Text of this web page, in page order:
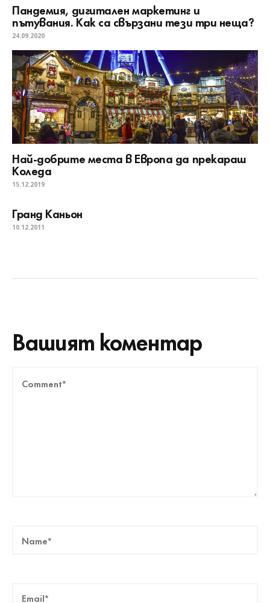
Пандемия, дигитален маркетинг и
пътувания. Как са свързани тези три неща?
24.09.2020
Най-добрите места в Европа да прекараш
Коледа
15.12.2019
Гранд Каньон
10.12.2011
Вашият коментар